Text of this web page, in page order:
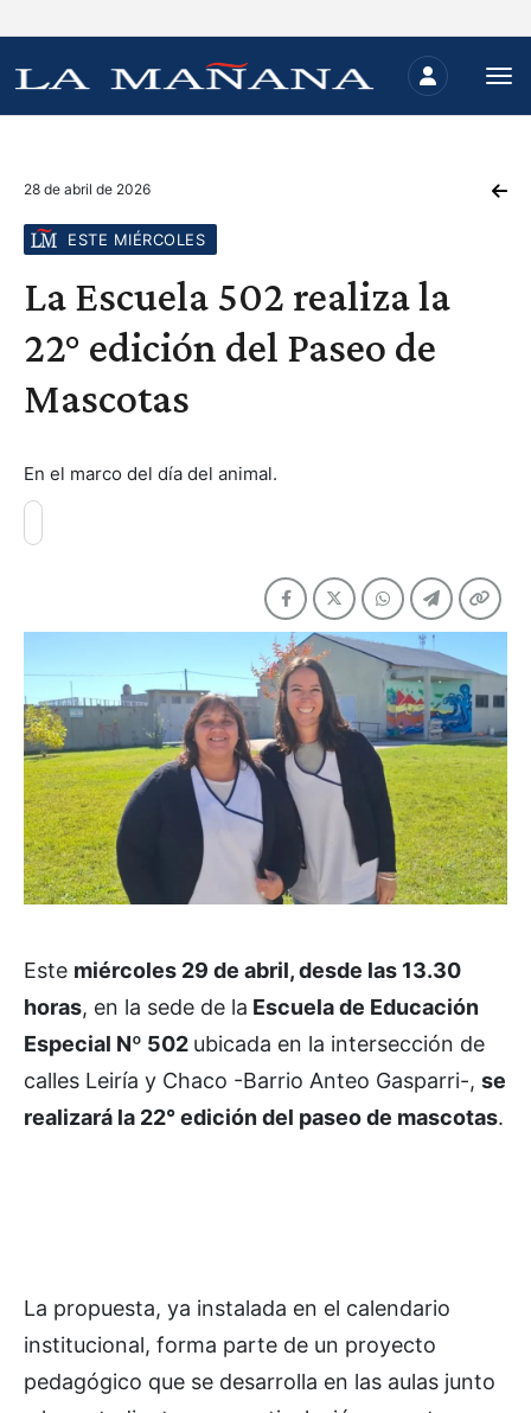
28 de abril de 2026
ESTE MIÉRCOLES
La Escuela 502 realiza la
22° edición del Paseo de
Mascotas
En el marco del día del animal.
Este miércoles 29 de abril, desde las 13.30
horas, en la sede de la Escuela de Educación
Especial Nº 502 ubicada en la intersección de
calles Leiría y Chaco -Barrio Anteo Gasparri-, se
realizará la 22° edición del paseo de mascotas.
La propuesta, ya instalada en el calendario
institucional, forma parte de un proyecto
pedagógico que se desarrolla en las aulas junto